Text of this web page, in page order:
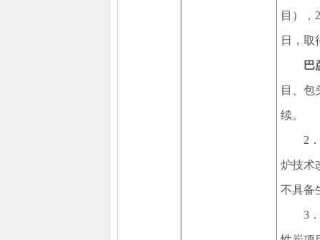
目），
日，取
巴
目、包
续。
2
炉技术
不具备
3